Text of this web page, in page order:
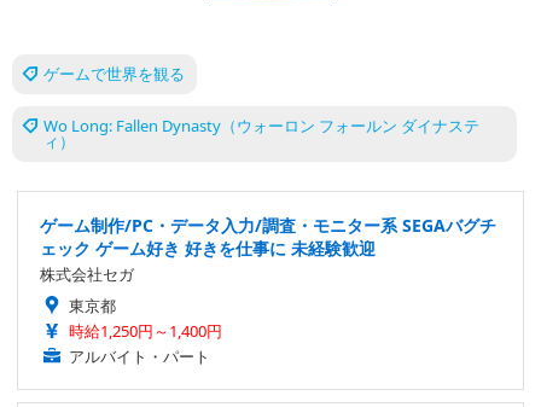
ゲームで世界を観る
Wo Long: Fallen Dynasty（ウォーロン フォールン ダイナステ
ィ）
ゲーム制作/PC・データ入力/調査・モニター系 SEGAバグチ
ェック ゲーム好き 好きを仕事に 未経験歓迎
株式会社セガ
東京都
時給1,250円～1,400円
アルバイト・パート